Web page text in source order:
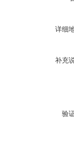
详细
补充
验